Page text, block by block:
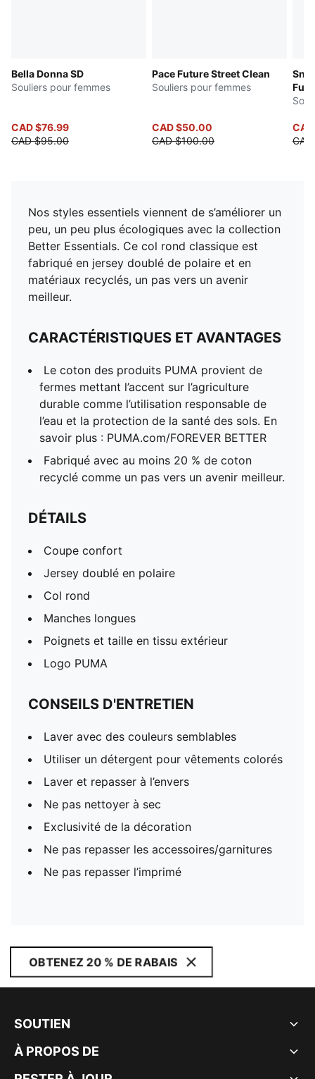
Bella Donna SD
Souliers pour femmes
CAD $76.99
CAD $95.00
Pace Future Street Clean
Souliers pour femmes
CAD $50.00
CAD $100.00
Nos styles essentiels viennent de s’améliorer un
peu, un peu plus écologiques avec la collection
Better Essentials. Ce col rond classique est
fabriqué en jersey doublé de polaire et en
matériaux recyclés, un pas vers un avenir
meilleur.
CARACTÉRISTIQUES ET AVANTAGES
Le coton des produits PUMA provient de
fermes mettant l’accent sur l’agriculture
durable comme l’utilisation responsable de
l’eau et la protection de la santé des sols. En
savoir plus : PUMA.com/FOREVER BETTER
Fabriqué avec au moins 20 % de coton
recyclé comme un pas vers un avenir meilleur.
DÉTAILS
Coupe confort
Jersey doublé en polaire
Col rond
Manches longues
Poignets et taille en tissu extérieur
Logo PUMA
CONSEILS D'ENTRETIEN
Laver avec des couleurs semblables
Utiliser un détergent pour vêtements colorés
Laver et repasser à l’envers
Ne pas nettoyer à sec
Exclusivité de la décoration
Ne pas repasser les accessoires/garnitures
Ne pas repasser l’imprimé
OBTENEZ 20 % DE RABAIS
SOUTIEN
À PROPOS DE